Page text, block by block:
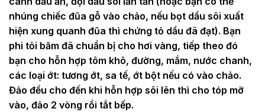
nhúng chiếc đũa gỗ vào chảo, nếu bọt dầu sôi xuất
hiện xung quanh đũa thì chứng tỏ dầu đã đạt). Bạn
phi tỏi băm đã chuẩn bị cho hơi vàng, tiếp theo đó
bạn cho hỗn hợp tôm khô, đường, mắm, nước chanh,
các loại ớt: tương ớt, sa tế, ớt bột nếu có vào chảo.
Đảo đều cho đến khi hỗn hợp sôi lên thì cho tóp mỡ
vào, đảo 2 vòng rồi tắt bếp.